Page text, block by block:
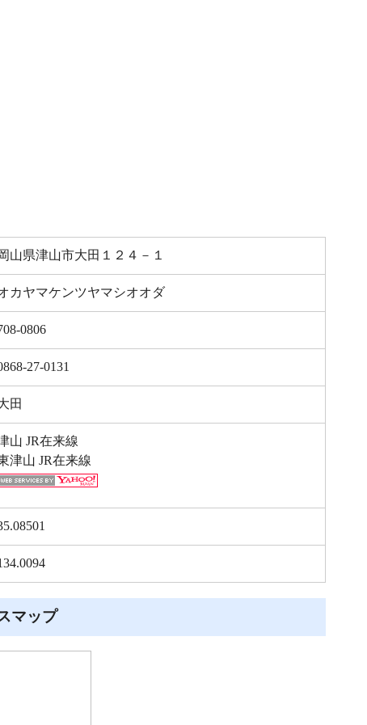
山県津山市大田１２４－１
カヤマケンツヤマシオオダ
0806
27-0131
田
山 JR在来線
津山 JR在来線
マップ